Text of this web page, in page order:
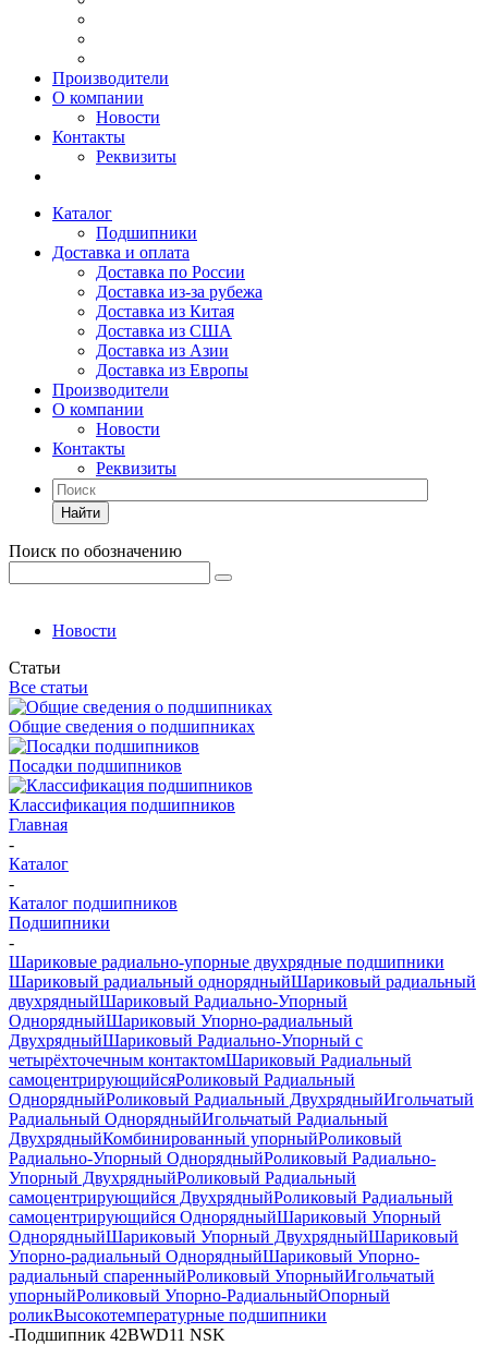
Производители
О компании
Новости
Контакты
Реквизиты
Каталог
Подшипники
Доставка и оплата
Доставка по России
Доставка из-за рубежа
Доставка из Китая
Доставка из США
Доставка из Азии
Доставка из Европы
Производители
О компании
Новости
Контакты
Реквизиты
Найти
Поиск по обозначению
Новости
Статьи
Все статьи
Общие сведения о подшипниках
Посадки подшипников
Классификация подшипников
Главная
-
Каталог
-
Каталог подшипников
Подшипники
-
Шариковые радиально-упорные двухрядные подшипники
Шариковый радиальный однорядныйШариковый радиальный
двухрядныйШариковый Радиально-Упорный
ОднорядныйШариковый Упорно-радиальный
ДвухрядныйШариковый Радиально-Упорный с
четырёхточечным контактомШариковый Радиальный
самоцентрирующийсяРоликовый Радиальный
ОднорядныйРоликовый Радиальный ДвухрядныйИгольчатый
Радиальный ОднорядныйИгольчатый Радиальный
ДвухрядныйКомбинированный упорныйРоликовый
Радиально-Упорный ОднорядныйРоликовый Радиально-
Упорный ДвухрядныйРоликовый Радиальный
самоцентрирующийся ДвухрядныйРоликовый Радиальный
самоцентрирующийся ОднорядныйШариковый Упорный
ОднорядныйШариковый Упорный ДвухрядныйШариковый
Упорно-радиальный ОднорядныйШариковый Упорно-
радиальный спаренныйРоликовый УпорныйИгольчатый
упорныйРоликовый Упорно-РадиальныйОпорный
роликВысокотемпературные подшипники
-Подшипник 42BWD11 NSK